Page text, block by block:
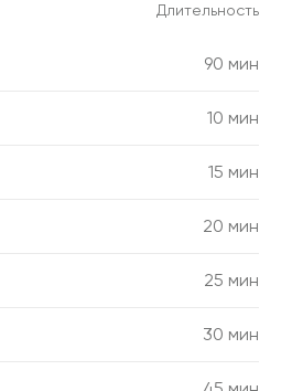
Длительность
90 мин
10 мин
15 мин
20 мин
25 мин
30 мин